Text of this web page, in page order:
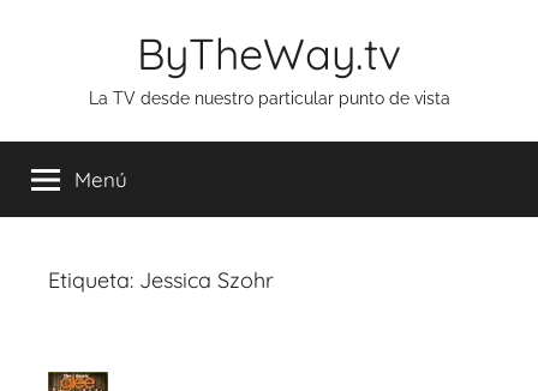
ByTheWay.tv
La TV desde nuestro particular punto de vista
Menú
Etiqueta: Jessica Szohr